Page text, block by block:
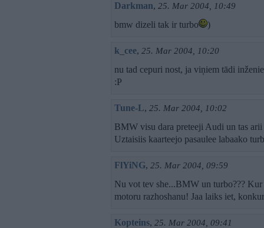
Darkman, 25. Mar 2004, 10:49
bmw dizeli tak ir turbo )
k_cee, 25. Mar 2004, 10:20
nu tad cepuri nost, ja viņiem tādi
:P
Tune-L, 25. Mar 2004, 10:02
BMW visu dara preteeji Audi un tas
Uztaisiis kaarteejo pasaulee labaako
FlYiNG, 25. Mar 2004, 09:59
Nu vot tev she...BMW un turbo???
motoru razhoshanu! Jaa laiks iet,
Kopteins, 25. Mar 2004, 09:41